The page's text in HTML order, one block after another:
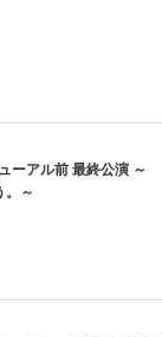
ーアル前 最終公演 ～
。～